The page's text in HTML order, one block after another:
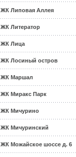
ЖК Липовая Аллея
ЖК Литератор
ЖК Лица
ЖК Лосиный остров
ЖК Маршал
ЖК Миракс Парк
ЖК Мичурино
ЖК Мичуринский
ЖК Можайское шоссе д. 6